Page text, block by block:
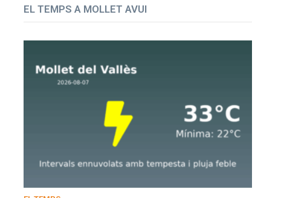
EL TEMPS A MOLLET AVUI